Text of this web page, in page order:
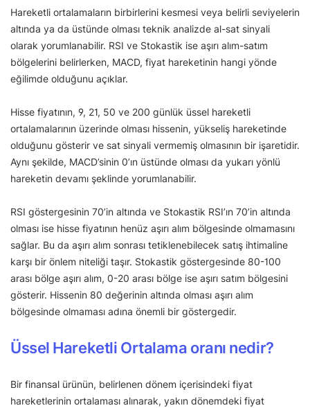
Hareketli ortalamaların birbirlerini kesmesi veya belirli seviyelerin
altında ya da üstünde olması teknik analizde al-sat sinyali
olarak yorumlanabilir. RSI ve Stokastik ise aşırı alım-satım
bölgelerini belirlerken, MACD, fiyat hareketinin hangi yönde
eğilimde olduğunu açıklar.
Hisse fiyatının, 9, 21, 50 ve 200 günlük üssel hareketli
ortalamalarının üzerinde olması hissenin, yükseliş hareketinde
olduğunu gösterir ve sat sinyali vermemiş olmasının bir işaretidir.
Aynı şekilde, MACD’sinin 0’ın üstünde olması da yukarı yönlü
hareketin devamı şeklinde yorumlanabilir.
RSI göstergesinin 70’in altında ve Stokastik RSI’ın 70’in altında
olması ise hisse fiyatının henüz aşırı alım bölgesinde olmamasını
sağlar. Bu da aşırı alım sonrası tetiklenebilecek satış ihtimaline
karşı bir önlem niteliği taşır. Stokastik göstergesinde 80-100
arası bölge aşırı alım, 0-20 arası bölge ise aşırı satım bölgesini
gösterir. Hissenin 80 değerinin altında olması aşırı alım
bölgesinde olmaması adına önemli bir göstergedir.
Üssel Hareketli Ortalama oranı nedir?
Bir finansal ürünün, belirlenen dönem içerisindeki fiyat
hareketlerinin ortalaması alınarak, yakın dönemdeki fiyat